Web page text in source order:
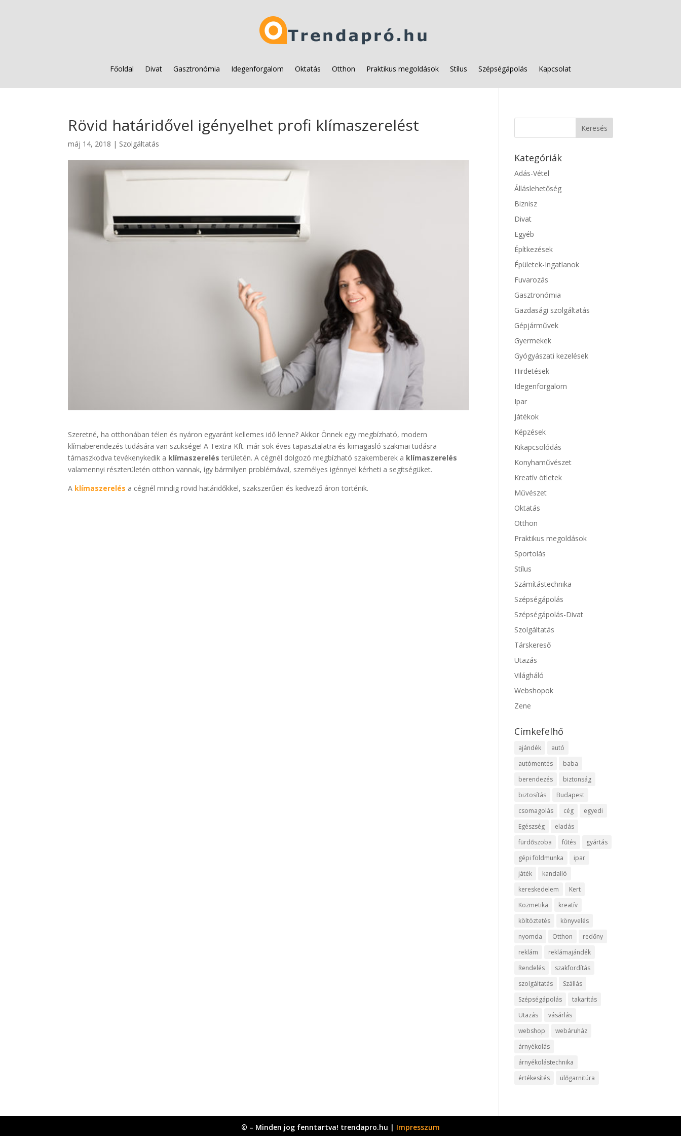
Főoldal Divat Gasztronómia Idegenforgalom Oktatás Otthon Praktikus megoldások Stílus Szépségápolás Kapcsolat
Rövid határidővel igényelhet profi klímaszerelést
máj 14, 2018 | Szolgáltatás
Szeretné, ha otthonában télen és nyáron egyaránt kellemes idő lenne? Akkor Önnek egy megbízható, modern
klímaberendezés tudására van szüksége! A Textra Kft. már sok éves tapasztalatra és kimagasló szakmai tudásra
támaszkodva tevékenykedik a klímaszerelés területén. A cégnél dolgozó megbízható szakemberek a klímaszerelés
valamennyi részterületén otthon vannak, így bármilyen problémával, személyes igénnyel kérheti a segítségüket.
A klímaszerelés a cégnél mindig rövid határidőkkel, szakszerűen és kedvező áron történik.
Kategóriák
Adás-Vétel
Álláslehetőség
Biznisz
Divat
Egyéb
Építkezések
Épületek-Ingatlanok
Fuvarozás
Gasztronómia
Gazdasági szolgáltatás
Gépjárművek
Gyermekek
Gyógyászati kezelések
Hirdetések
Idegenforgalom
Ipar
Játékok
Képzések
Kikapcsolódás
Konyhaművészet
Kreatív ötletek
Művészet
Oktatás
Otthon
Praktikus megoldások
Sportolás
Stílus
Számítástechnika
Szépségápolás
Szépségápolás-Divat
Szolgáltatás
Társkereső
Utazás
Világháló
Webshopok
Zene
Címkefelhő
ajándék
autó
autómentés
baba
berendezés
biztonság
biztosítás
Budapest
csomagolás
cég
egyedi
Egészség
eladás
fürdőszoba
fűtés
gyártás
gépi földmunka
ipar
játék
kandalló
kereskedelem
Kert
Kozmetika
kreatív
költöztetés
könyvelés
nyomda
Otthon
redőny
reklám
reklámajándék
Rendelés
szakfordítás
szolgáltatás
Szállás
Szépségápolás
takarítás
Utazás
vásárlás
webshop
webáruház
árnyékolás
árnyékolástechnika
értékesítés
ülőgarnitúra
© – Minden jog fenntartva! trendapro.hu | Impresszum